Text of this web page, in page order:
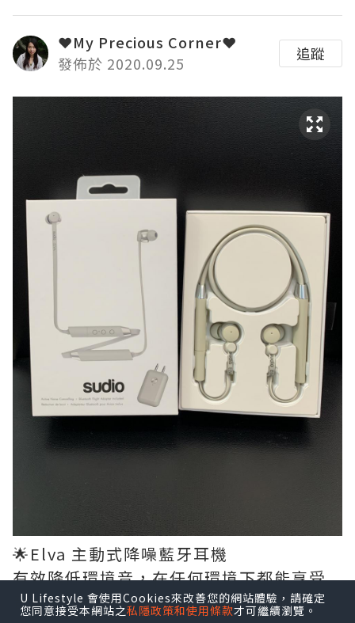
❤My Precious Corner❤
發佈於 2020.09.25
追蹤
🌟Elva 主動式降噪藍牙耳機
有效降低環境音，在任何環境下都能享受
音樂並提升通話品質。
U Lifestyle 會使用Cookies來改善您的網站體驗，請確定
您同意接受本網站之私隱政策和使用條款才可繼續瀏覽。